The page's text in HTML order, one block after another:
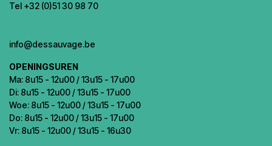
Tel +32 (0)51 30 98 70
info@dessauvage.be
OPENINGSUREN
Ma: 8u15 - 12u00 / 13u15 - 17u00
Di: 8u15 - 12u00 / 13u15 - 17u00
Woe: 8u15 - 12u00 / 13u15 - 17u00
Do: 8u15 - 12u00 / 13u15 - 17u00
Vr: 8u15 - 12u00 / 13u15 - 16u30